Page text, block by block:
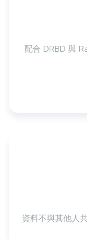
配合 DRBD 與
資料不與其他人